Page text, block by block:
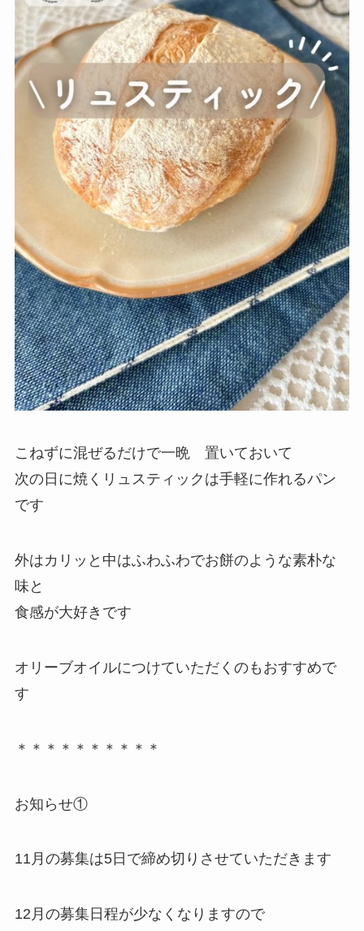
こねずに混ぜるだけで一晩 置いておいて
次の日に焼くリュスティックは手軽に作れるパン
です
外はカリッと中はふわふわでお餅のような素朴な
味と
食感が大好きです
オリーブオイルにつけていただくのもおすすめで
す
＊＊＊＊＊＊＊＊＊＊
お知らせ①
11月の募集は5日で締め切りさせていただきます
12月の募集日程が少なくなりますので